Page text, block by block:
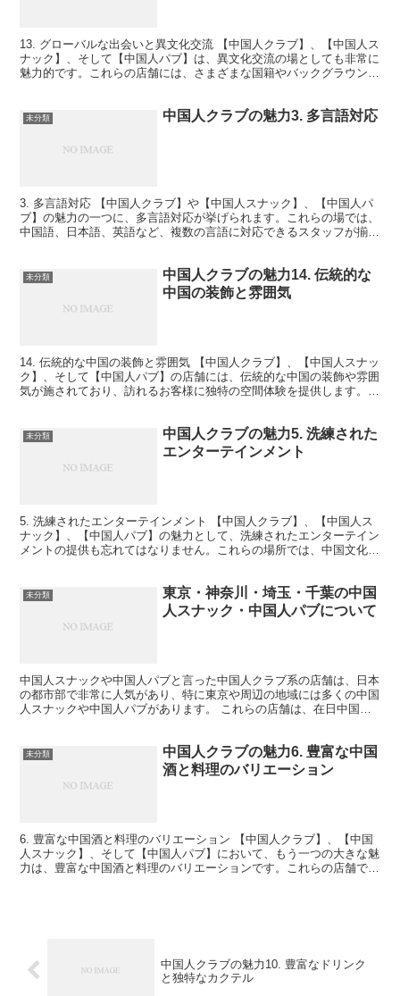
13. グローバルな出会いと異文化交流 【中国人クラブ】、【中国人ス
ナック】、そして【中国人パブ】は、異文化交流の場としても非常に
魅力的です。これらの店舗には、さまざまな国籍やバックグラウンド
未分類 中国人クラブの魅力3. 多言語対応
3. 多言語対応 【中国人クラブ】や【中国人スナック】、【中国人パ
ブ】の魅力の一つに、多言語対応が挙げられます。これらの場では、
中国語、日本語、英語など、複数の言語に対応できるスタッフが揃っ
未分類
中国人クラブの魅力14. 伝統的な
中国の装飾と雰囲気
14. 伝統的な中国の装飾と雰囲気 【中国人クラブ】、【中国人スナッ
ク】、そして【中国人パブ】の店舗には、伝統的な中国の装飾や雰囲
気が施されており、訪れるお客様に独特の空間体験を提供します。こ
未分類
中国人クラブの魅力5. 洗練された
エンターテインメント
5. 洗練されたエンターテインメント 【中国人クラブ】、【中国人ス
ナック】、【中国人パブ】の魅力として、洗練されたエンターテイン
メントの提供も忘れてはなりません。これらの場所では、中国文化に
未分類
東京・神奈川・埼玉・千葉の中国
人スナック・中国人パブについて
中国人スナックや中国人パブと言った中国人クラブ系の店舗は、日本
の都市部で非常に人気があり、特に東京や周辺の地域には多くの中国
人スナックや中国人パブがあります。 これらの店舗は、在日中国人
未分類
中国人クラブの魅力6. 豊富な中国
酒と料理のバリエーション
6. 豊富な中国酒と料理のバリエーション 【中国人クラブ】、【中国
人スナック】、そして【中国人パブ】において、もう一つの大きな魅
力は、豊富な中国酒と料理のバリエーションです。これらの店舗で
中国人クラブの魅力10. 豊富なドリンク
と独特なカクテル